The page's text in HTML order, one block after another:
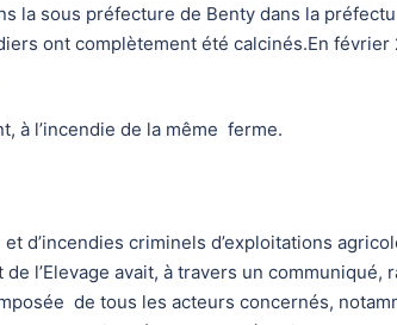
la sous préfecture de Benty dans la
ont complètement été calcinés.En février
à l’incendie de la même ferme.
d’incendies criminels d’exploitations
l’Elevage avait, à travers un communiqué,
de tous les acteurs concernés,